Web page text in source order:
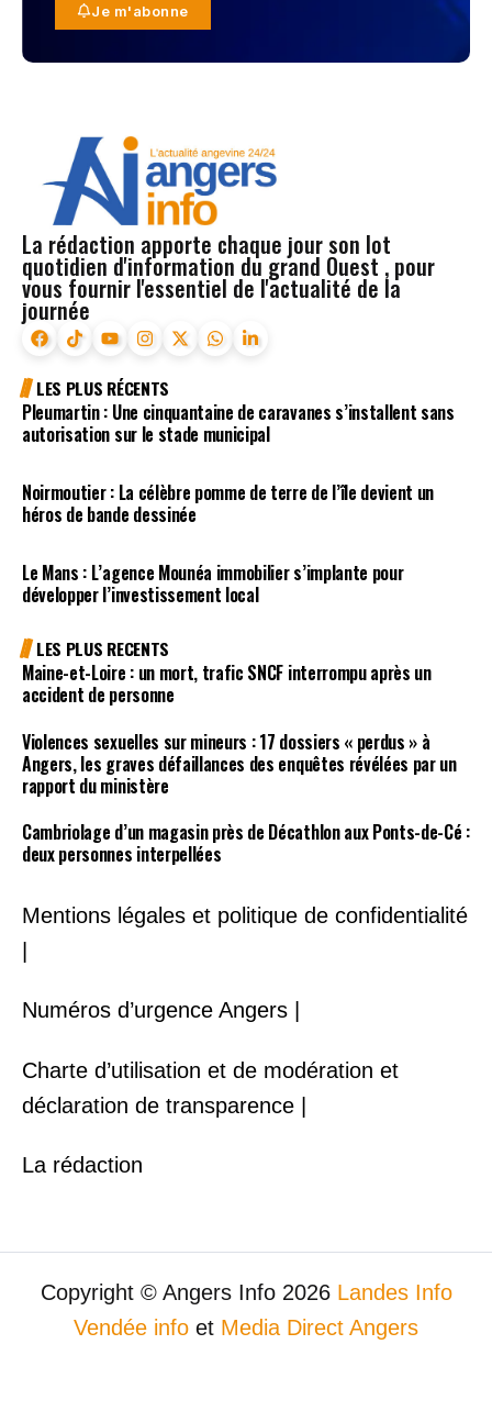
Je m'abonne
La rédaction apporte chaque jour son lot
quotidien d'information du grand Ouest , pour
vous fournir l'essentiel de l'actualité de la
journée
LES PLUS RÉCENTS
Pleumartin : Une cinquantaine de caravanes s’installent sans
autorisation sur le stade municipal
Noirmoutier : La célèbre pomme de terre de l’île devient un
héros de bande dessinée
Le Mans : L’agence Mounéa immobilier s’implante pour
développer l’investissement local
LES PLUS RECENTS
Maine-et-Loire : un mort, trafic SNCF interrompu après un
accident de personne
Violences sexuelles sur mineurs : 17 dossiers « perdus » à
Angers, les graves défaillances des enquêtes révélées par un
rapport du ministère
Cambriolage d’un magasin près de Décathlon aux Ponts-de-Cé :
deux personnes interpellées
Mentions légales et politique de confidentialité
Numéros d’urgence Angers |
Charte d’utilisation et de modération et
déclaration de transparence |
La rédaction
Copyright © Angers Info 2026 Landes Info
Vendée info et Media Direct Angers